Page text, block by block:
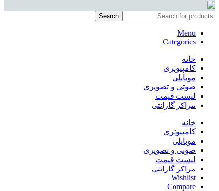
Search
Menu
Categories
خانه
کامپیوتری
موبایلی
صوتی و تصویری
لیست قیمت
مراکز گارانتی
خانه
کامپیوتری
موبایلی
صوتی و تصویری
لیست قیمت
مراکز گارانتی
Wishlist
Compare